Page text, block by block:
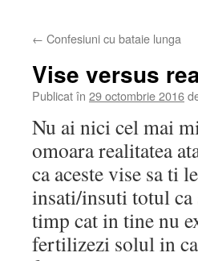
← Confesiuni cu bataie lunga
Vise versus
Publicat în 29 octombrie 2016
Nu ai nici cel mai
omoara realitatea
ca aceste vise sa ti
insati/insuti totul
timp cat in tine nu
fertilizezi solul in